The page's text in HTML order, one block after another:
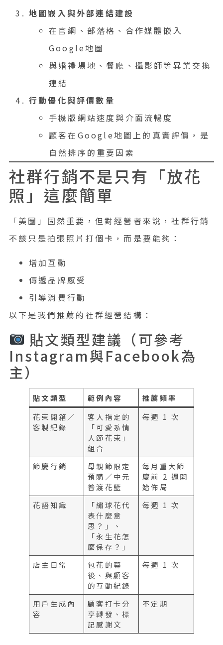
地圖嵌入與外部連結建設
在官網、部落格、合作媒體嵌入
Google地圖
與婚禮場地、餐廳、攝影師等異業交換
連結
行動優化與評價數量
手機版網站速度與介面流暢度
顧客在Google地圖上的真實評價，是
自然排序的重要因素
社群行銷不是只有「放花
照」這麼簡單
「美圖」固然重要，但對經營者來說，社群行銷
不該只是拍張照片打個卡，而是要能夠：
增加互動
傳遞品牌感受
引導消費行動
以下是我們推薦的社群經營結構：
貼文類型建議（可參考
Instagram與Facebook為
主）
貼文類型 範例內容
推薦頻率
花束開箱／
客製紀錄
客人指定的
「可愛系情
人節花束」
組合
每週 1 次
節慶行銷
母親節限定
預購／中元
普渡花籃
每月重大節
慶前 2 週開
始佈局
花語知識
「繡球花代
表什麼意
思？」、
「永生花怎
麼保存？」
每週 1 次
店主日常
包花的幕
後、與顧客
的互動紀錄
每週 1 次
用戶生成內
容
顧客打卡分
享轉發、標
記感謝文
不定期